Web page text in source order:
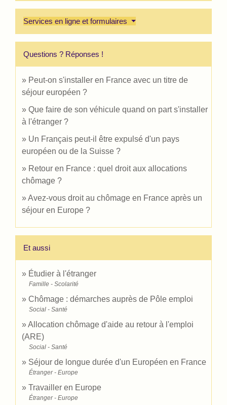
Services en ligne et formulaires
Questions ? Réponses !
Peut-on s'installer en France avec un titre de
séjour européen ?
Que faire de son véhicule quand on part s'installer
à l'étranger ?
Un Français peut-il être expulsé d'un pays
européen ou de la Suisse ?
Retour en France : quel droit aux allocations
chômage ?
Avez-vous droit au chômage en France après un
séjour en Europe ?
Et aussi
Étudier à l'étranger
Famille - Scolarité
Chômage : démarches auprès de Pôle emploi
Social - Santé
Allocation chômage d'aide au retour à l'emploi
(ARE)
Social - Santé
Séjour de longue durée d'un Européen en France
Étranger - Europe
Travailler en Europe
Étranger - Europe